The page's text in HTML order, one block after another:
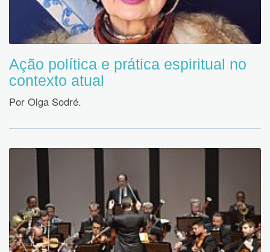
Ação política e prática espiritual no
contexto atual
Por Olga Sodré.